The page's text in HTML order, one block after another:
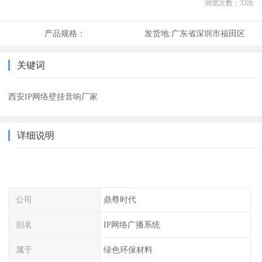
浏览次数： 33次
产品规格： 发货地:广东省深圳市福田区
关键词
西安IP网络壁挂音响厂家
详细说明
公司 鼎尊时代
别名 IP网络广播系统
属于 绿色环保材料